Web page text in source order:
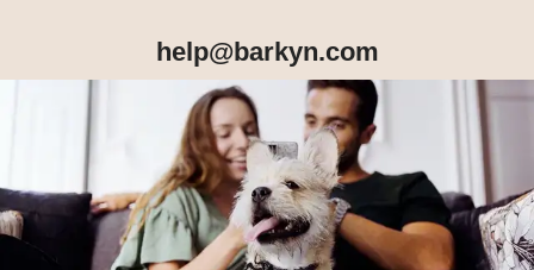
help@barkyn.com
Produtos